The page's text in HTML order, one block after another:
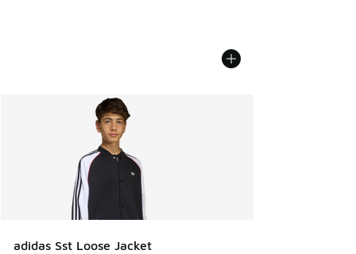
adidas Sst Loose Jacket